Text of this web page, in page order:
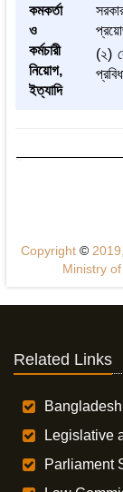
কমকর্তা
ও
কর্মচারী
নিয়োগ,
ইত্যাদি
(২)
Copyright ©
Ministry
Related Links
Legislative
Parliament